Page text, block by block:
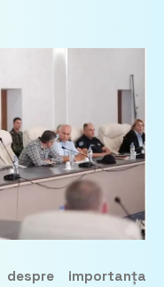
importanța